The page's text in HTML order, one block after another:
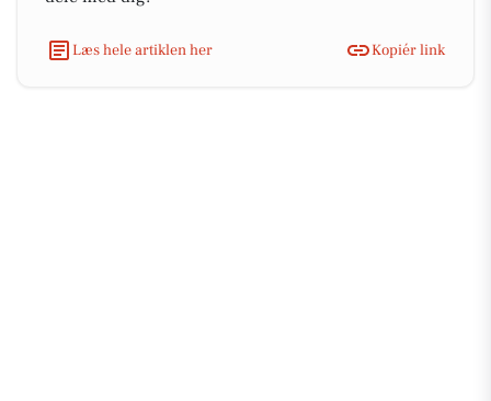
Læs hele artiklen her Kopiér link